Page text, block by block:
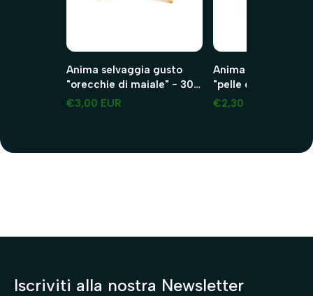
Anima selvaggia gusto
"orecchie di maiale" - 30g
maiale 2 pezzi
€3,00 EUR
Anima selvaggia
"pelle di testa per
45g manzo 2 pezzi
€2,30 EUR
Iscriviti alla nostra Newsletter